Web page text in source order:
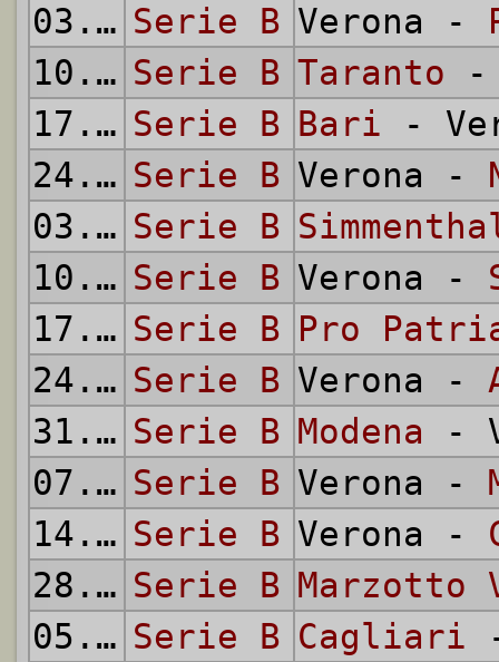
03.02.
1957
Serie B Verona -
10.02.
1957
Serie B Taranto -
17.02.
1957
Serie B Bari -
24.02.
1957
Serie B Verona -
03.03.
1957
Serie B
10.03.
1957
Serie B Verona -
17.03.
1957
Serie B Pro
24.03.
1957
Serie B Verona -
31.03.
1957
Serie B Modena -
07.04.
1957
Serie B Verona -
14.04.
1957
Serie B Verona -
28.04.
1957
Serie B Marzotto
05.05.
1957
Serie B Cagliari